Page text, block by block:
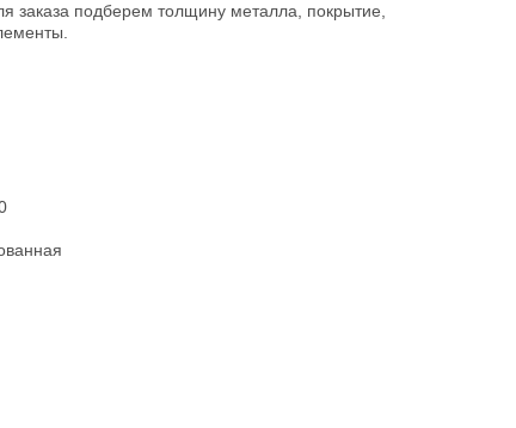
заказа подберем толщину металла, покрытие,